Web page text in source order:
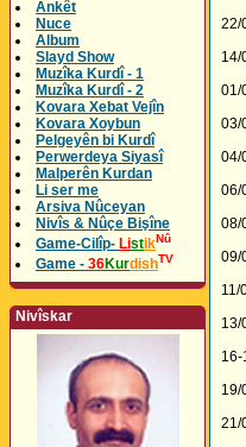
Ankêt
Nuce
Album
Slayd Show
Muzîka Kurdî - 1
Muzîka Kurdî - 2
Kovara Xebat Vejîn
Kovara Xoybun
Pelgeyên bi Kurdî
Perwerdeya Siyasî
Malperên Kurdan
Li ser me
Arsiva Nûceyan
Nivîs & Nûçe Bişîne
Game-Cilîp- ListikNû
Game - 36KurdishTV
Nivîskar
22/
14/
01/
03/
04/
06/
08/
09/
11/
13/
16-
19/
21/